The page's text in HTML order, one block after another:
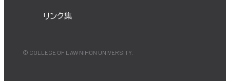
リンク集
© COLLEGE OF LAW NIHON UNIVERSITY.